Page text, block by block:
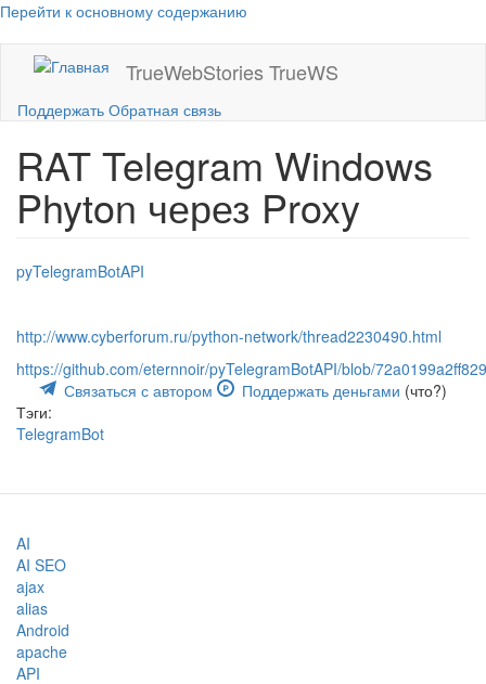
Перейти к основному содержанию
TrueWebStories TrueWS
Поддержать Обратная связь
RAT Telegram Windows
Phyton через Proxy
pyTelegramBotAPI
http://www.cyberforum.ru/python-network/thread2230490.html
https://github.com/eternnoir/pyTelegramBotAPI/blob/
Связаться с автором
Поддержать деньгами (что?)
Тэги:
TelegramBot
AI
AI SEO
ajax
alias
Android
apache
API